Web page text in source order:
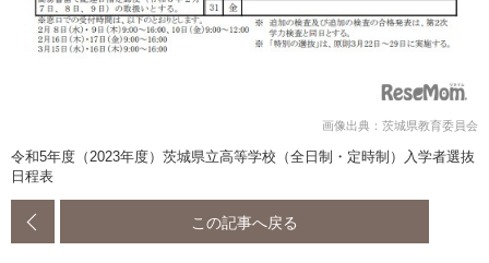
画像出典：茨城県教育委員会
令和5年度（2023年度）茨城県立高等学校（全日制・定時制）入学者選抜
日程表
この記事へ戻る